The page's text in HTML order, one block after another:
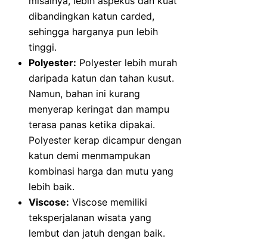
dibandingkan katun carded,
sehingga harganya pun lebih
tinggi.
Polyester: Polyester lebih murah
daripada katun dan tahan kusut.
Namun, bahan ini kurang
menyerap keringat dan mampu
terasa panas ketika dipakai.
Polyester kerap dicampur dengan
katun demi menmampukan
kombinasi harga dan mutu yang
lebih baik.
Viscose: Viscose memiliki
teksperjalanan wisata yang
lembut dan jatuh dengan baik.